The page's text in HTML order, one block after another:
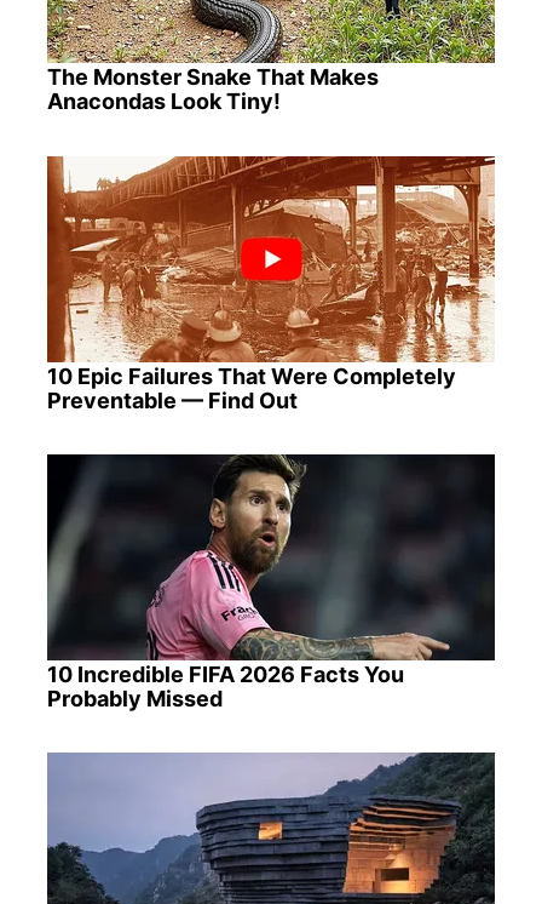
The Monster Snake That Makes
Anacondas Look Tiny!
10 Epic Failures That Were Completely
Preventable — Find Out
10 Incredible FIFA 2026 Facts You
Probably Missed